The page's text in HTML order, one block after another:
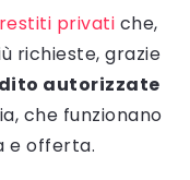
privati che,
richieste, grazie
autorizzate
che funzionano
e offerta.